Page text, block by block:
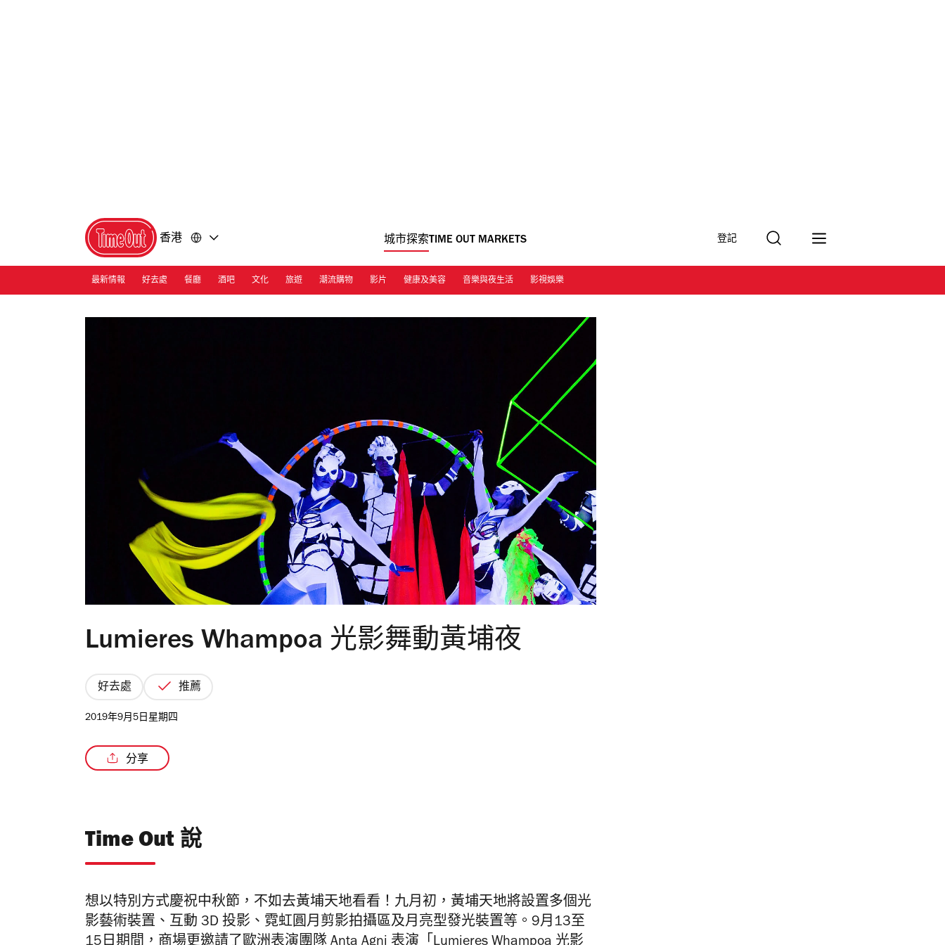
香港 城市探索TIME OUT MARKETS 登記
最新情報 好去處 餐廳 酒吧 文化 旅遊 潮流購物 影片 健康及美容 音樂與夜生活 影視娛樂
Lumieres Whampoa 光影舞動黃埔夜
好去處 推薦
2019年9月5日星期四
分享
Time Out 說
想以特別方式慶祝中秋節，不如去黃埔天地看看！九月初，黃埔天地將設置多個光
影藝術裝置、互動 3D 投影、霓虹圓月剪影拍攝區及月亮型發光裝置等。9月13至